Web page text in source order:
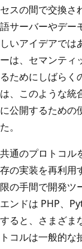
セスの間で交換さ
語サーバーやデー
しいアイデアでは
ーは、セマンティ
るためにしばらく
は、このような統
に公開するための
た。
共通のプロトコル
存の実装を再利用
限の手間で開発ツ
エンドは PHP、
すると、さまざま
トコルは一般的